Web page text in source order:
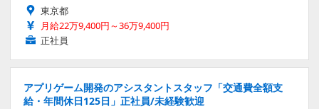
東京都
月給22万9,400円～36万9,400円
正社員
アプリゲーム開発のアシスタントスタッフ「交通費全額支
給・年間休日125日」正社員/未経験歓迎